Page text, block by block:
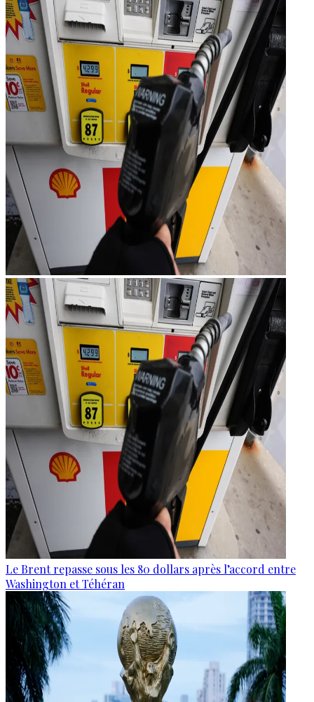
Le Brent repasse sous les 80 dollars après l’accord entre
Washington et Téhéran